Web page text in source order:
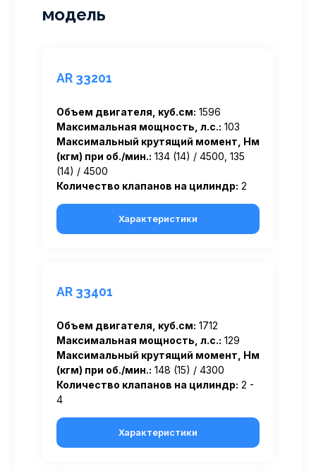
модель
AR 33201
Объем двигателя, куб.см: 1596
Максимальная мощность, л.с.: 103
Максимальный крутящий момент, Нм
(кгм) при об./мин.: 134 (14) / 4500, 135
(14) / 4500
Количество клапанов на цилиндр: 2
Характеристики
AR 33401
Объем двигателя, куб.см: 1712
Максимальная мощность, л.с.: 129
Максимальный крутящий момент, Нм
(кгм) при об./мин.: 148 (15) / 4300
Количество клапанов на цилиндр: 2 -
4
Характеристики